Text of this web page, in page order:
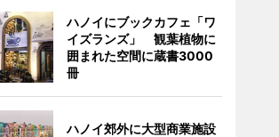
ハノイにブックカフェ「ワ
イズランズ」 観葉植物に
囲まれた空間に蔵書3000
冊
ハノイ郊外に大型商業施設